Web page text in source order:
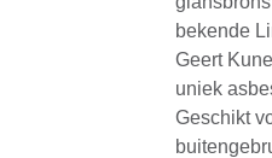
bekende
Geert
uniek
Geschikt